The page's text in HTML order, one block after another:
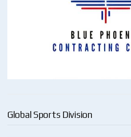
Global Sports Division